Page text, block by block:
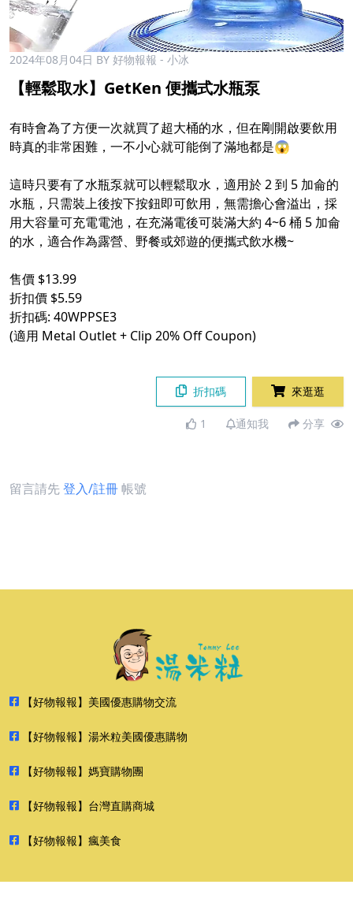
2024年08月04日 BY 好物報報 - 小冰
【輕鬆取水】GetKen 便攜式水瓶泵
有時會為了方便一次就買了超大桶的水，但在剛開啟要飲用
時真的非常困難，一不小心就可能倒了滿地都是😱
這時只要有了水瓶泵就可以輕鬆取水，適用於 2 到 5 加侖的
水瓶，只需裝上後按下按鈕即可飲用，無需擔心會溢出，採
用大容量可充電電池，在充滿電後可裝滿大約 4~6 桶 5 加侖
的水，適合作為露營、野餐或郊遊的便攜式飲水機~
售價 $13.99
折扣價 $5.59
折扣碼: 40WPPSE3
(適用 Metal Outlet + Clip 20% Off Coupon)
折扣碼 來逛逛
1 通知我 分享
留言請先登入/註冊帳號
【好物報報】美國優惠購物交流
【好物報報】湯米粒美國優惠購物
【好物報報】媽寶購物團
【好物報報】台灣直購商城
【好物報報】瘋美食